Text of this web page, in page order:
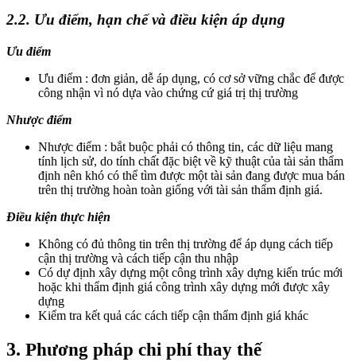
2.2. Ưu điểm, hạn chế và điều kiện áp dụng
Ưu điểm
Ưu điểm : đơn giản, dễ áp dụng, có cơ sở vững chắc để được
công nhận vì nó dựa vào chứng cứ giá trị thị trường
Nhược điểm
Nhược điểm : bắt buộc phải có thông tin, các dữ liệu mang
tính lịch sử, do tính chất đặc biệt về kỹ thuật của tài sản thẩm
định nên khó có thể tìm được một tài sản đang được mua bán
trên thị trường hoàn toàn giống với tài sản thẩm định giá.
Điều kiện thực hiện
Không có đủ thông tin trên thị trường để áp dụng cách tiếp
cận thị trường và cách tiếp cận thu nhập
Có dự định xây dựng một công trình xây dựng kiến trúc mới
hoặc khi thẩm định giá công trình xây dựng mới được xây
dựng
Kiểm tra kết quả các cách tiếp cận thẩm định giá khác
3. Phương pháp chi phí thay thế